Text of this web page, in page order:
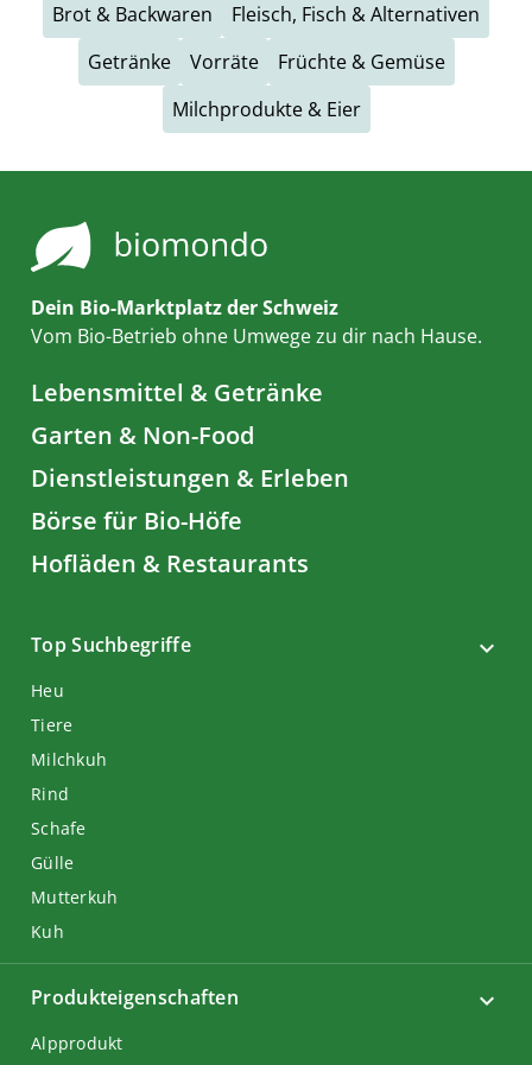
Brot & Backwaren
Fleisch, Fisch & Alternativen
Getränke
Vorräte
Früchte & Gemüse
Milchprodukte & Eier
Dein Bio-Marktplatz der Schweiz
Vom Bio-Betrieb ohne Umwege zu dir nach Hause.
Lebensmittel & Getränke
Garten & Non-Food
Dienstleistungen & Erleben
Börse für Bio-Höfe
Hofläden & Restaurants
Top Suchbegriffe
Heu
Tiere
Milchkuh
Rind
Schafe
Gülle
Mutterkuh
Kuh
Produkteigenschaften
Alpprodukt